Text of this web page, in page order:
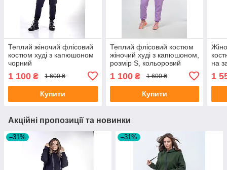
Теплий жіночий флісовий
костюм худі з капюшоном
чорний
1 100 ₴ 1 600 ₴
Купити
Теплий флісовий костюм
жіночий худі з капюшоном,
розмір S, кольоровий
1 100₴ 1 600 ₴
Купити
на
1
Акційні пропозиції та новинки
–31% –31%